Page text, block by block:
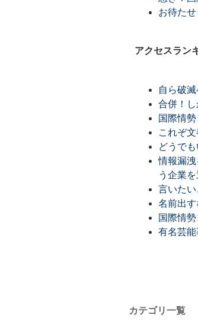
お待た
アクセスラン
自ら破
合併！
国際情
これぞ
どうで
情報漏
う企業
言いた
名前出
国際情
有名芸能
カテゴリ一覧